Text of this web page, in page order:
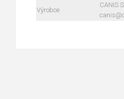
Výrobce
CANIS